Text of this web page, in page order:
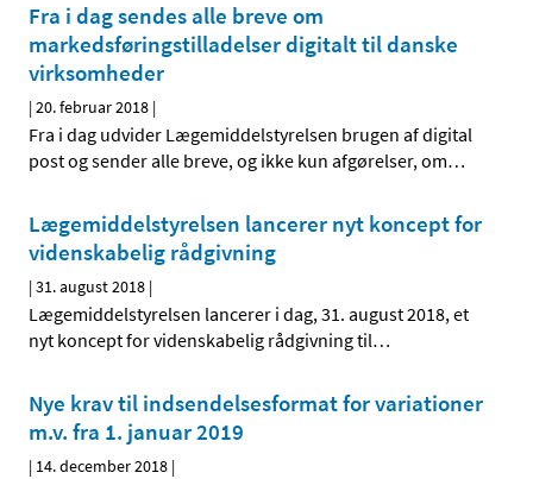
Fra i dag sendes alle breve om
markedsføringstilladelser digitalt til danske
virksomheder
|20. februar 2018 |
Fra i dag udvider Lægemiddelstyrelsen brugen af digital
post og sender alle breve, og ikke kun afgørelser, om…
Lægemiddelstyrelsen lancerer nyt koncept for
videnskabelig rådgivning
|31. august 2018 |
Lægemiddelstyrelsen lancerer i dag, 31. august 2018, et
nyt koncept for videnskabelig rådgivning til…
Nye krav til indsendelsesformat for variationer
m.v. fra 1. januar 2019
| 14. december 2018 |